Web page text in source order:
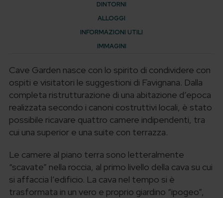
DINTORNI
ALLOGGI
INFORMAZIONI UTILI
IMMAGINI
Cave Garden nasce con lo spirito di condividere con
ospiti e visitatori le suggestioni di Favignana. Dalla
completa ristrutturazione di una abitazione d’epoca
realizzata secondo i canoni costruttivi locali, è stato
possibile ricavare quattro camere indipendenti, tra
cui una superior e una suite con terrazza.
Le camere al piano terra sono letteralmente
“scavate” nella roccia, al primo livello della cava su cui
si affaccia l’edificio. La cava nel tempo si è
trasformata in un vero e proprio giardino “ipogeo”,